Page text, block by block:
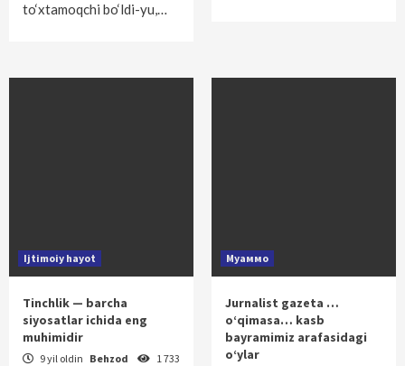
to‘xtamoqchi bo‘ldi-yu,…
Ijtimoiy hayot
Tinchlik — barcha
siyosatlar ichida eng
muhimidir
9 yil oldin Behzod 1 733
Муаммо
Jurnalist gazeta …
o‘qimasa… kasb
bayramimiz arafasidagi
o‘ylar